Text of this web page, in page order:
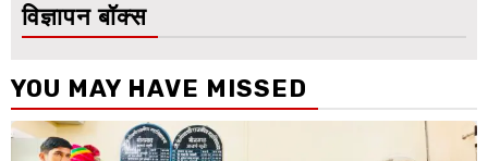
विज्ञापन बॉक्स
YOU MAY HAVE MISSED